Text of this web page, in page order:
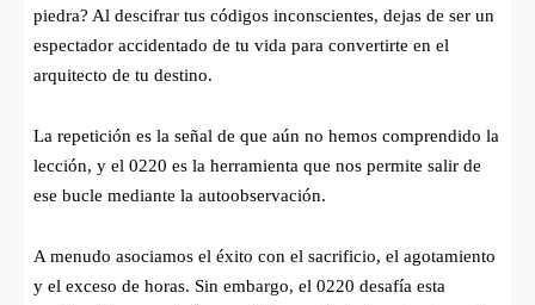
piedra? Al descifrar tus códigos inconscientes, dejas de ser un
espectador accidentado de tu vida para convertirte en el
arquitecto de tu destino.
La repetición es la señal de que aún no hemos comprendido la
lección, y el 0220 es la herramienta que nos permite salir de
ese bucle mediante la autoobservación.
A menudo asociamos el éxito con el sacrificio, el agotamiento
y el exceso de horas. Sin embargo, el 0220 desafía esta